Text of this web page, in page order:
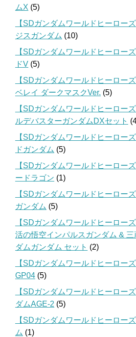
ムX (5)
【SDガンダムワールドヒーロー
ジスガンダム (10)
【SDガンダムワールドヒーロー
ドV (5)
【SDガンダムワールドヒーロー
ベレイ ダークマスクVer. (5)
【SDガンダムワールドヒーロー
ルデバスターガンダムDXセット
【SDガンダムワールドヒーロー
ドガンダム (5)
【SDガンダムワールドヒーロー
ードラゴン (1)
【SDガンダムワールドヒーロー
ガンダム (5)
【SDガンダムワールドヒーロー
活の悟空インパルスガンダム &
ダムガンダム セット (2)
【SDガンダムワールドヒーロー
GP04 (5)
【SDガンダムワールドヒーロー
ダムAGE-2 (5)
【SDガンダムワールドヒーロー
ム (1)